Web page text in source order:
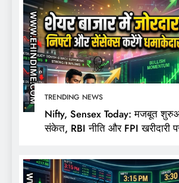
TRENDING NEWS
Nifty, Sensex Today: मजबूत
संकेत, RBI नीति और FPI खरीदारी